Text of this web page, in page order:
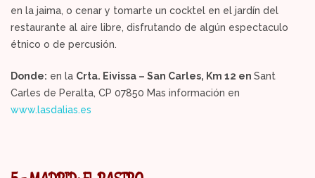
en la jaima, o cenar y tomarte un cocktel en el jardín del
restaurante al aire libre, disfrutando de algún espectaculo
étnico o de percusión.
Donde: en la Crta. Eivissa – San Carles, Km 12 en Sant
Carles de Peralta, CP 07850 Mas información en
www.lasdalias.es